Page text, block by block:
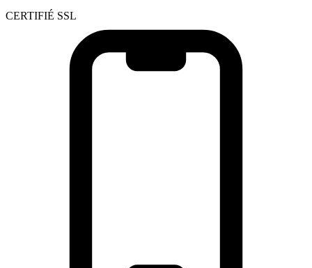
CERTIFIÉ SSL